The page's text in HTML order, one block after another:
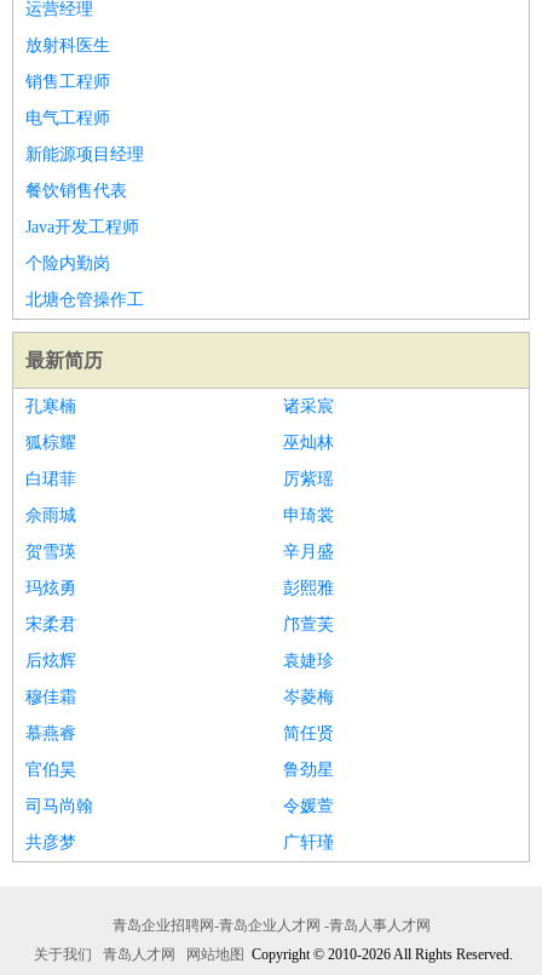
运营经理
放射科医生
销售工程师
电气工程师
新能源项目经理
餐饮销售代表
Java开发工程师
个险内勤岗
北塘仓管操作工
最新简历
孔寒楠
诸采宸
狐棕耀
巫灿林
白珺菲
厉紫瑶
佘雨城
申琦裳
贺雪瑛
辛月盛
玛炫勇
彭熙雅
宋柔君
邝萱芙
后炫辉
袁婕珍
穆佳霜
岑菱梅
慕燕睿
简任贤
官伯昊
鲁劲星
司马尚翰
令媛萱
共彦梦
广轩瑾
青岛企业招聘网-青岛企业人才网 -青岛人事人才网
关于我们
青岛人才网 网站地图 Copyright © 2010-2026 All Rights Reserved.